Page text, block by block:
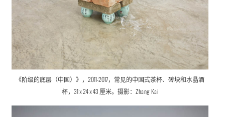
《阶级的底层（中国）》，2011-2017，常见的中国式茶杯、砖块和水晶酒
杯，31 x 24 x 43 厘米。摄影：Zhang Kai